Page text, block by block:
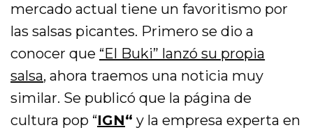
mercado actual tiene un favoritismo por
las salsas picantes. Primero se dio a
conocer que “El Buki” lanzó su propia
salsa, ahora traemos una noticia muy
similar. Se publicó que la página de
cultura pop “IGN“ y la empresa experta en